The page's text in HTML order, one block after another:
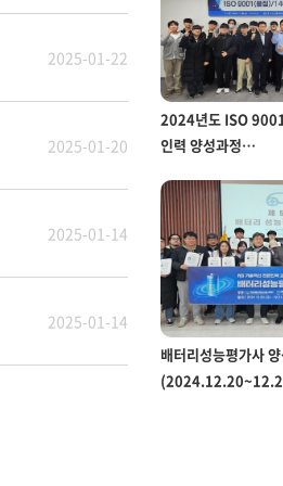
2025-01-22
2025-01-20
2025-01-14
2025-01-14
2024년도 ISO
인력 양성과정
배터리성능평가사